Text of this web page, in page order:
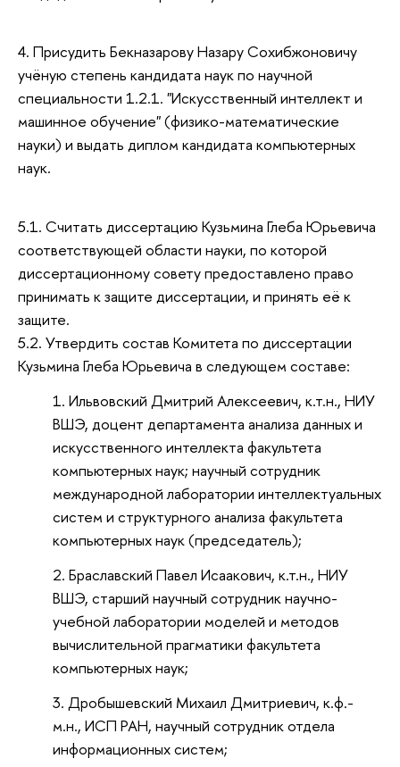
4. Присудить Бекназарову Назару Сохибжоновичу
учёную степень кандидата наук по научной
специальности 1.2.1. "Искусственный интеллект и
машинное обучение" (физико-математические
науки) и выдать диплом кандидата компьютерных
наук.
5.1. Считать диссертацию Кузьмина Глеба Юрьевича
соответствующей области науки, по которой
диссертационному совету предоставлено право
принимать к защите диссертации, и принять её к
защите.
5.2. Утвердить состав Комитета по диссертации
Кузьмина Глеба Юрьевича в следующем составе:
Ильвовский Дмитрий Алексеевич, к.т.н., НИУ
ВШЭ, доцент департамента анализа данных и
искусственного интеллекта факультета
компьютерных наук; научный сотрудник
международной лаборатории интеллектуальных
систем и структурного анализа факультета
компьютерных наук (председатель);
Браславский Павел Исаакович, к.т.н., НИУ
ВШЭ, старший научный сотрудник научно-
учебной лаборатории моделей и методов
вычислительной прагматики факультета
компьютерных наук;
Дробышевский Михаил Дмитриевич, к.ф.-
м.н., ИСП РАН, научный сотрудник отдела
информационных систем;